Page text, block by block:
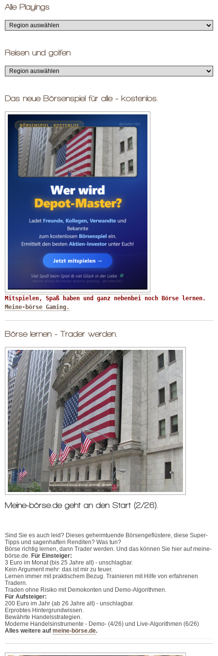
Alle Playings
Reisen und golfen
Das neue Börsenspiel für alle - kostenlos.
Meine-börse Gaming.
Börse lernen - Trader werden.
Meine-börse.de geht an den Start (2/26).
Sind Sie es auch leid? Dieses geheimtuende Börsengeflüstere, diese Super-
Tipps und sagenhaften Renditen? Was tun?
Börse richtig lernen, dann Trader werden. Und das können Sie hier auf meine-
börse.de. Für Einsteiger:
3 Euro im Monat (bis 25 Jahre alt) - unschlagbar.
Kein Argument mehr: das ist mir zu teuer.
Lernen immer mit praktischem Bezug. Trainieren mit Hilfe von erfahrenen
Tradern.
Traden ohne Risiko mit Demokonten und Demo-Algorithmen.
Für Aufsteiger:
200 Euro im Jahr (ab 26 Jahre alt) - unschlagbar.
Erprobtes Hintergrundwissen.
Bewährte Handelsstrategien.
Moderne Handelsinstrumente - Demo- (4/26) und Live-Algorithmen (6/26)
Alles weitere auf meine-börse.de.